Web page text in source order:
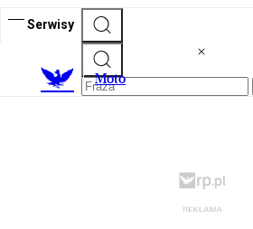
Serwisy
Moto